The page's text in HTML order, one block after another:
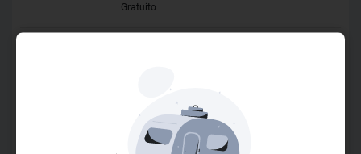
Gratuito
O Hotel Vitória a mais de 60 anos vem atendendo com
segurança e hospitalidade, garantindo o bem-estar de seus
clientes. Está localizado no centro da cidade de Itajaí, em